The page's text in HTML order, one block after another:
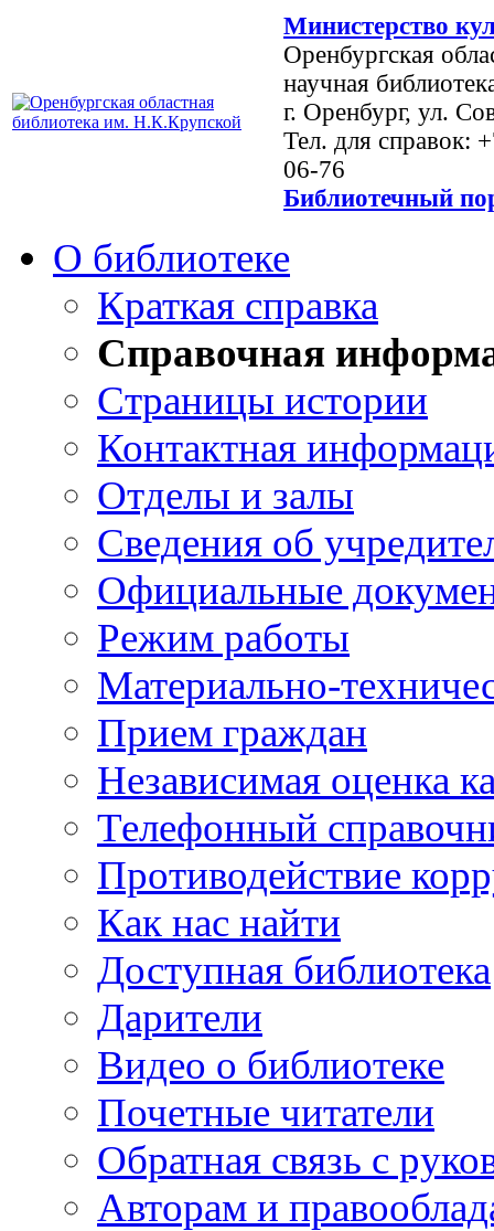
Министерство
Оренбургская
научная
г. Оренбург, ул.
Тел. для справок:
06-76
Библиотечный
О библиотеке
Краткая справка
Справочная
Страницы истории
Контактная
Отделы и залы
Сведения об
Официальные
Режим работы
Материально-
Прием граждан
Независимая оценка
Телефонный
Противодействие
Как нас найти
Доступная библиотека
Дарители
Видео о библиотеке
Почетные читатели
Обратная связь с
Авторам и